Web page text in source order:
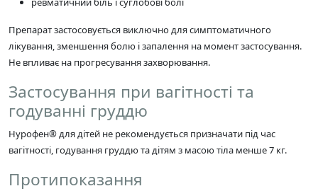
Препарат застосовується виключно для симптоматичного
лікування, зменшення болю і запалення на момент застосування.
Не впливає на прогресування захворювання.
Застосування при вагітності та
годуванні груддю
Нурофен® для дітей не рекомендується призначати під час
вагітності, годування груддю та дітям з масою тіла менше 7 кг.
Протипоказання